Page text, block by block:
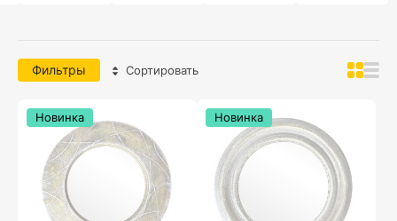
Фильтры Сортировать
Новинка Новинка